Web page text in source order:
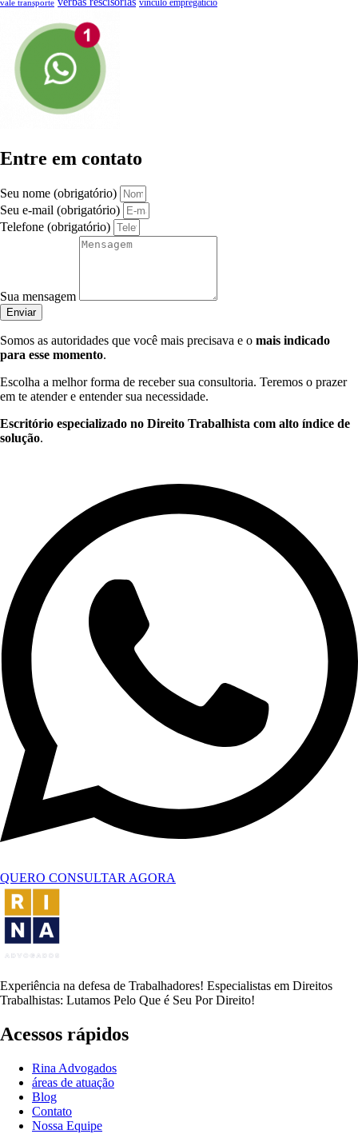
vale transporte vínculo empregatício
Entre em contato
Seu nome (obrigatório)
Seu e-mail (obrigatório)
Telefone (obrigatório)
Sua mensagem
Enviar
Somos as autoridades que você mais precisava e o mais indicado
para esse momento.
Escolha a melhor forma de receber sua consultoria. Teremos o prazer
em te atender e entender sua necessidade.
Escritório especializado no Direito Trabalhista com alto índice de
solução.
QUERO CONSULTAR AGORA
Experiência na defesa de Trabalhadores! Especialistas em Direitos
Trabalhistas: Lutamos Pelo Que é Seu Por Direito!
Acessos rápidos
Rina Advogados
áreas de atuação
Blog
Contato
Nossa Equipe